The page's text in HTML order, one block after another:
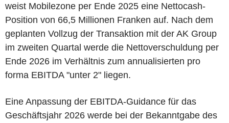
weist Mobilezone per Ende 2025 eine Nettocash-
Position von 66,5 Millionen Franken auf. Nach dem
geplanten Vollzug der Transaktion mit der AK Group
im zweiten Quartal werde die Nettoverschuldung per
Ende 2026 im Verhältnis zum annualisierten pro
forma EBITDA "unter 2" liegen.
Eine Anpassung der EBITDA-Guidance für das
Geschäftsjahr 2026 werde bei der Bekanntgabe des